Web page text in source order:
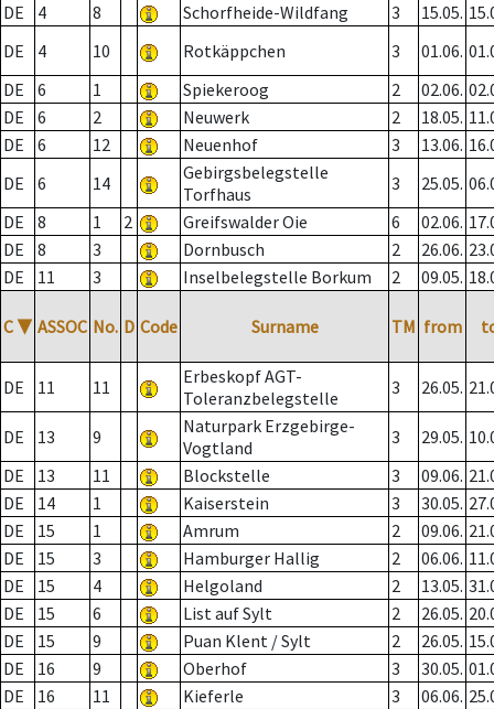
DE
4 8 Schorfheide-Wildfang 3 15.05.
DE
4 10 Rotkäppchen 3 01.06.
DE
6 1 Spiekeroog 2 02.06.
DE
6 2 Neuwerk 2 18.05.
DE
6 12 Neuenhof 3 13.06.
DE
6 14
Gebirgsbelegstelle
Torfhaus
3 25.05.
DE
8 1 2 Greifswalder Oie 6 02.06.
DE
8 3 Dornbusch 2 26.06.
DE
11 3 Inselbelegstelle Borkum 2 09.05.
C ▼ ASSOC No. D Code Surname TM from
DE 11 11
Erbeskopf AGT-
Toleranzbelegstelle
3 26.05.
DE 13 9
Naturpark Erzgebirge-
Vogtland
3 29.05.
DE
13 11 Blockstelle 3 09.06.
DE
14 1 Kaiserstein 3 30.05.
DE
15 1 Amrum 2 09.06.
DE
15 3 Hamburger Hallig 2 06.06.
DE
15 4 Helgoland 2 13.05.
DE
15 6 List auf Sylt 2 26.05.
DE
15 9 Puan Klent / Sylt 2 26.05.
DE
16 9 Oberhof 3 30.05.
DE
16 11 Kieferle 3 06.06.